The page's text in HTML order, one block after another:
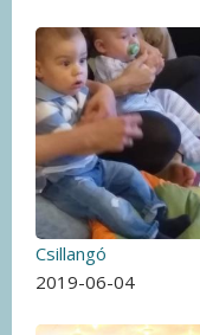
Csillangó
2019-06-04